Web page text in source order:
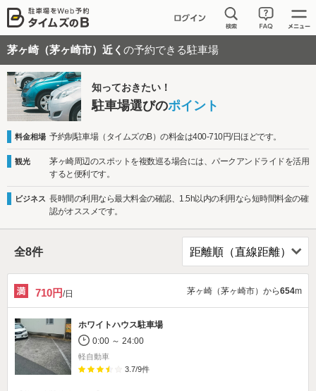
茅ヶ崎（茅ヶ崎市）近く の予約できる駐車場
知っておきたい！
駐車場選びのポイント
料金相場 予約制駐車場（タイムズのB）の料金は400-710円/日ほどです。
観光
茅ヶ崎周辺のスポットを複数巡る場合には、パークアンドライドを活用
すると便利です。
ビジネス 長時間の利用なら最大料金の確認、1.5h以内の利用なら短時間料金の確
認がオススメです。
全8件
710円/日 茅ヶ崎（茅ヶ崎市）から654m
ホワイトハウス駐車場
0:00 ～ 24:00
軽自動車
3.7/9件